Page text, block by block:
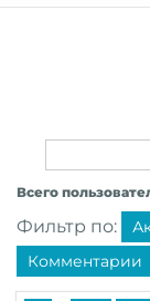
Всего
Фильтр по:
Комментарии